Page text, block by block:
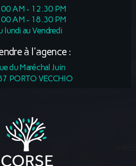
AM - 12.30 PM
AM - 18.30 PM
lundi au Vendredi
à l'agence :
du Maréchal Juin
PORTO VECCHIO